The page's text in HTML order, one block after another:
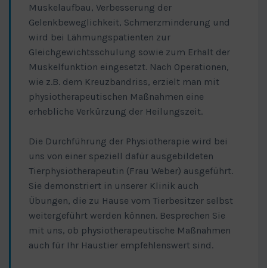
Muskelaufbau, Verbesserung der
Gelenkbeweglichkeit, Schmerzminderung und
wird bei Lähmungspatienten zur
Gleichgewichtsschulung sowie zum Erhalt der
Muskelfunktion eingesetzt. Nach Operationen,
wie z.B. dem Kreuzbandriss, erzielt man mit
physiotherapeutischen Maßnahmen eine
erhebliche Verkürzung der Heilungszeit.
Die Durchführung der Physiotherapie wird bei
uns von einer speziell dafür ausgebildeten
Tierphysiotherapeutin (Frau Weber) ausgeführt.
Sie demonstriert in unserer Klinik auch
Übungen, die zu Hause vom Tierbesitzer selbst
weitergeführt werden können. Besprechen Sie
mit uns, ob physiotherapeutische Maßnahmen
auch für Ihr Haustier empfehlenswert sind.